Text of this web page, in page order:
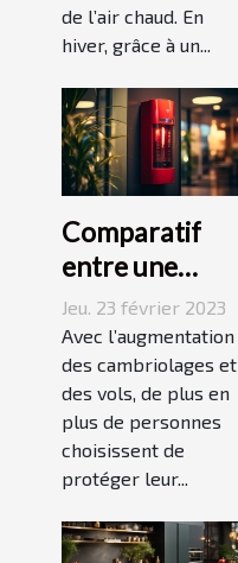
de l’air chaud. En
hiver, grâce à un...
Comparatif
entre une
agence sécurité
et un système
d’alarme
Jeu. 23 février 2023
Avec l’augmentation
des cambriolages et
des vols, de plus en
plus de personnes
choisissent de
protéger leur...